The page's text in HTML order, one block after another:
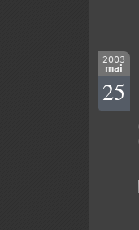
2003
mai
25